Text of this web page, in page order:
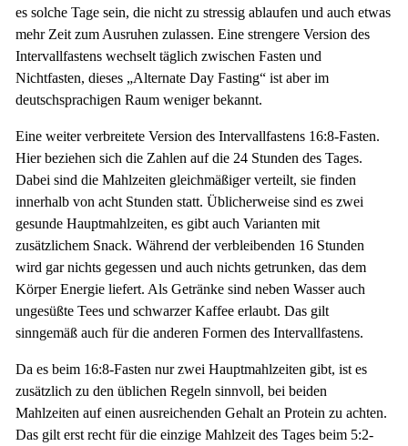
es solche Tage sein, die nicht zu stressig ablaufen und auch etwas
mehr Zeit zum Ausruhen zulassen. Eine strengere Version des
Intervallfastens wechselt täglich zwischen Fasten und
Nichtfasten, dieses „Alternate Day Fasting“ ist aber im
deutschsprachigen Raum weniger bekannt.
Eine weiter verbreitete Version des Intervallfastens 16:8-Fasten.
Hier beziehen sich die Zahlen auf die 24 Stunden des Tages.
Dabei sind die Mahlzeiten gleichmäßiger verteilt, sie finden
innerhalb von acht Stunden statt. Üblicherweise sind es zwei
gesunde Hauptmahlzeiten, es gibt auch Varianten mit
zusätzlichem Snack. Während der verbleibenden 16 Stunden
wird gar nichts gegessen und auch nichts getrunken, das dem
Körper Energie liefert. Als Getränke sind neben Wasser auch
ungesüßte Tees und schwarzer Kaffee erlaubt. Das gilt
sinngemäß auch für die anderen Formen des Intervallfastens.
Da es beim 16:8-Fasten nur zwei Hauptmahlzeiten gibt, ist es
zusätzlich zu den üblichen Regeln sinnvoll, bei beiden
Mahlzeiten auf einen ausreichenden Gehalt an Protein zu achten.
Das gilt erst recht für die einzige Mahlzeit des Tages beim 5:2-